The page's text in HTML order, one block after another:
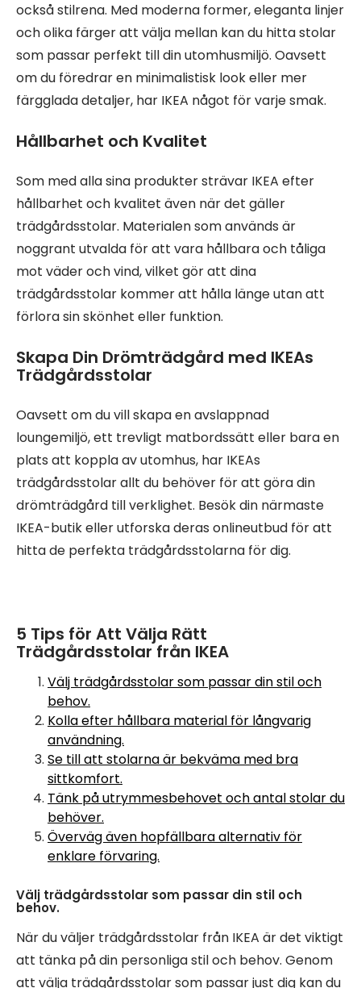
också stilrena. Med moderna former, eleganta linjer
och olika färger att välja mellan kan du hitta stolar
som passar perfekt till din utomhusmiljö. Oavsett
om du föredrar en minimalistisk look eller mer
färgglada detaljer, har IKEA något för varje smak.
Hållbarhet och Kvalitet
Som med alla sina produkter strävar IKEA efter
hållbarhet och kvalitet även när det gäller
trädgårdsstolar. Materialen som används är
noggrant utvalda för att vara hållbara och tåliga
mot väder och vind, vilket gör att dina
trädgårdsstolar kommer att hålla länge utan att
förlora sin skönhet eller funktion.
Skapa Din Drömträdgård med IKEAs
Trädgårdsstolar
Oavsett om du vill skapa en avslappnad
loungemiljö, ett trevligt matbordssätt eller bara en
plats att koppla av utomhus, har IKEAs
trädgårdsstolar allt du behöver för att göra din
drömträdgård till verklighet. Besök din närmaste
IKEA-butik eller utforska deras onlineutbud för att
hitta de perfekta trädgårdsstolarna för dig.
5 Tips för Att Välja Rätt
Trädgårdsstolar från IKEA
Välj trädgårdsstolar som passar din stil och
behov.
Kolla efter hållbara material för långvarig
användning.
Se till att stolarna är bekväma med bra
sittkomfort.
Tänk på utrymmesbehovet och antal stolar du
behöver.
Överväg även hopfällbara alternativ för
enklare förvaring.
Välj trädgårdsstolar som passar din stil och
behov.
När du väljer trädgårdsstolar från IKEA är det viktigt
att tänka på din personliga stil och behov. Genom
att välja trädgårdsstolar som passar just dig kan du